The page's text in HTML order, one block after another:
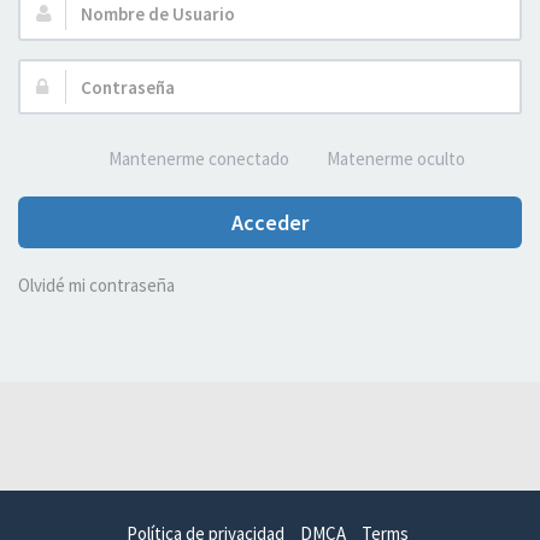
Nombre
de
Usuario:
Contraseña:
Mantenerme conectado Matenerme oculto
Acceder
Olvidé mi contraseña
Política de privacidad DMCA Terms